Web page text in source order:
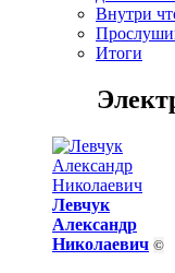
Внутри
Итоги
Левчук
Александр
Николаевич ©